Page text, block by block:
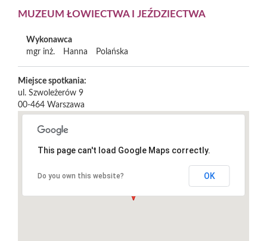
MUZEUM ŁOWIECTWA I JEŹDZIECTWA
Wykonawca
mgr inż.
Hanna Polańska
Miejsce spotkania:
ul. Szwoleżerów 9
00-464 Warszawa
This page can't load Google Maps correctly.
Do you own this website? OK